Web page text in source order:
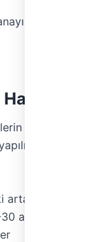
KAPATIN
yıllık
artar
artar